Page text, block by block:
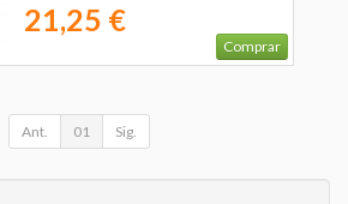
21,25 €
Comprar
Ant. 01 Sig.